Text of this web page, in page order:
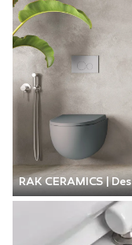
RAK CERAMICS | Des